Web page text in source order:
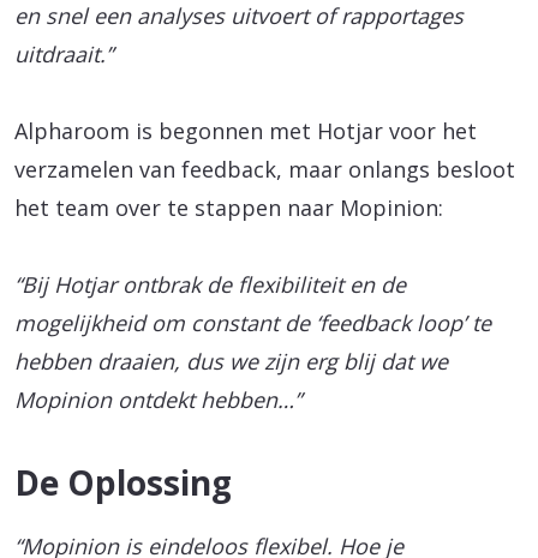
en snel een analyses uitvoert of rapportages
uitdraait.”
Alpharoom is begonnen met Hotjar voor het
verzamelen van feedback, maar onlangs besloot
het team over te stappen naar Mopinion:
“Bij Hotjar ontbrak de flexibiliteit en de
mogelijkheid om constant de ‘feedback loop’ te
hebben draaien, dus we zijn erg blij dat we
Mopinion ontdekt hebben…”
De Oplossing
“Mopinion is eindeloos flexibel. Hoe je